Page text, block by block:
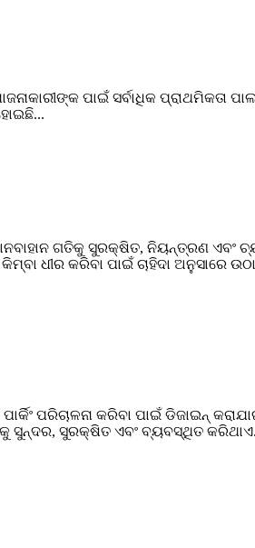
ପାଇଁ ସର୍ବାଧିକ ପ୍ରାଥମିକତା
ଗତିକୁ ସୁରକ୍ଷିତ, ନିୟନ୍ତ୍ରଣ ଏବଂ
ଧୀର କରିବା ପାଇଁ ଚାହିଦା ଅନୁସାରେ
ପରିଚାଳନା କରିବା ପାଇଁ ଡିଜାଇନ୍
ସୁନ୍ଦର, ସୁରକ୍ଷିତ ଏବଂ ବ୍ୟବସ୍ଥିତ